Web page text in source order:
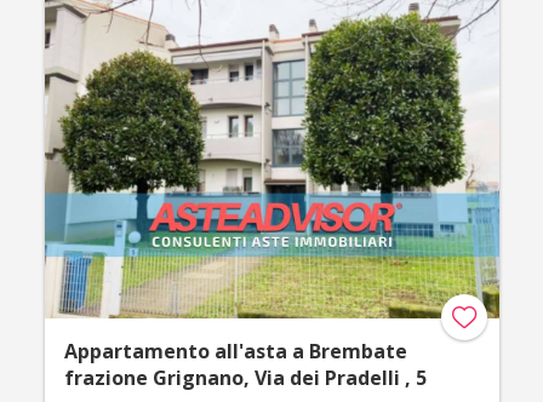
Appartamento all'asta a Brembate
frazione Grignano, Via dei Pradelli , 5